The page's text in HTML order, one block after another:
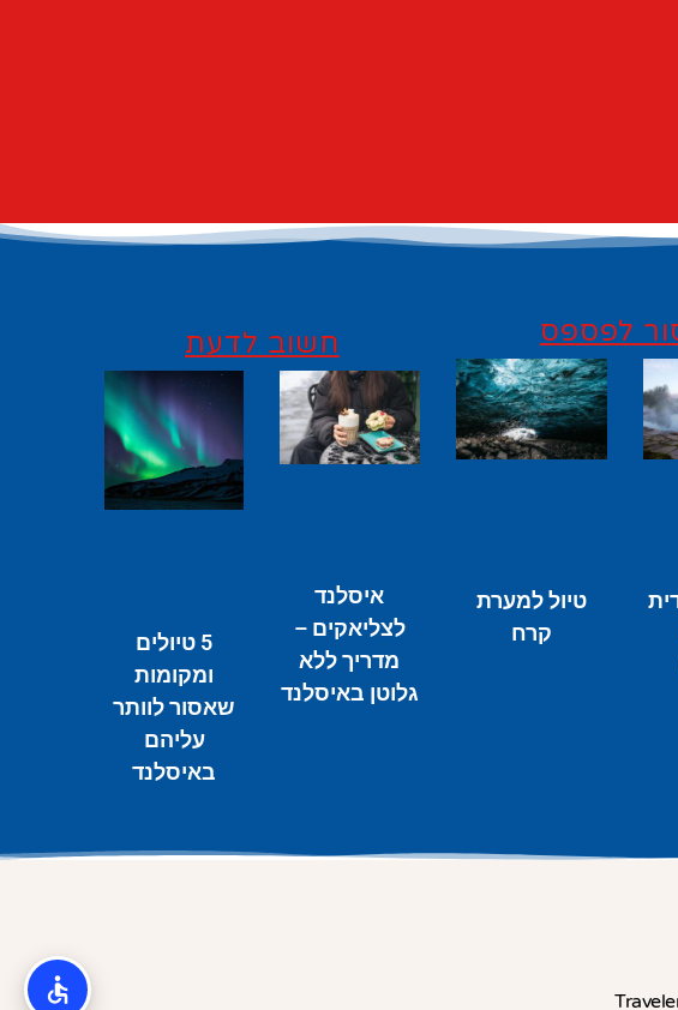
לפספס
טיול למערת
קרח
חשוב לדעת
איסלנד
לצליאקים –
מדריך ללא
גלוטן באיסלנד
5 טיולים
ומקומות
שאסור לוותר
עליהם
באיסלנד